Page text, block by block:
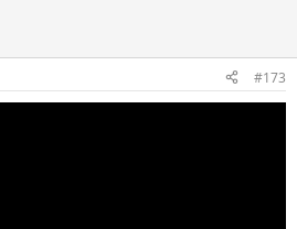
#173